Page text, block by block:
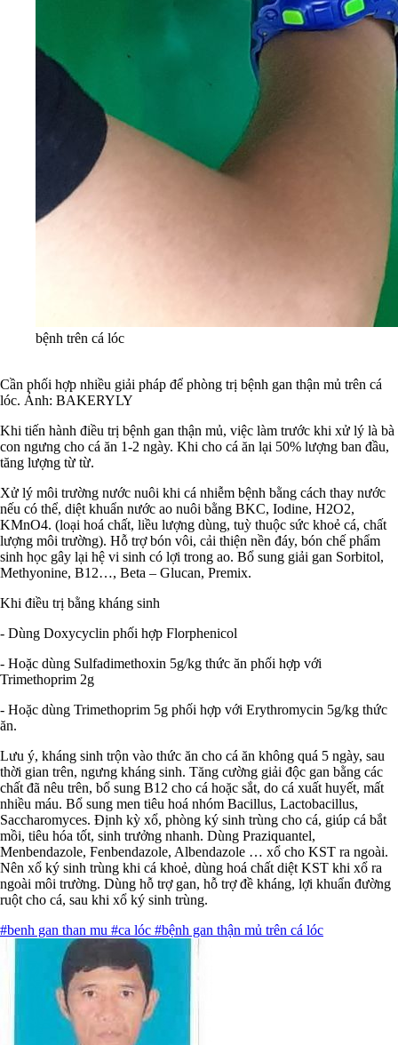
bệnh trên cá lóc
Cần phối hợp nhiều giải pháp để phòng trị bệnh gan thận mủ trên cá
lóc. Ảnh: BAKERYLY
Khi tiến hành điều trị bệnh gan thận mủ, việc làm trước khi xử lý là bà
con ngưng cho cá ăn 1-2 ngày. Khi cho cá ăn lại 50% lượng ban đầu,
tăng lượng từ từ.
Xử lý môi trường nước nuôi khi cá nhiễm bệnh bằng cách thay nước
nếu có thể, diệt khuẩn nước ao nuôi bằng BKC, Iodine, H2O2,
KMnO4. (loại hoá chất, liều lượng dùng, tuỳ thuộc sức khoẻ cá, chất
lượng môi trường). Hỗ trợ bón vôi, cải thiện nền đáy, bón chế phẩm
sinh học gây lại hệ vi sinh có lợi trong ao. Bổ sung giải gan Sorbitol,
Methyonine, B12…, Beta – Glucan, Premix.
Khi điều trị bằng kháng sinh
- Dùng Doxycyclin phối hợp Florphenicol
- Hoặc dùng Sulfadimethoxin 5g/kg thức ăn phối hợp với
Trimethoprim 2g
- Hoặc dùng Trimethoprim 5g phối hợp với Erythromycin 5g/kg thức
ăn.
Lưu ý, kháng sinh trộn vào thức ăn cho cá ăn không quá 5 ngày, sau
thời gian trên, ngưng kháng sinh. Tăng cường giải độc gan bằng các
chất đã nêu trên, bổ sung B12 cho cá hoặc sắt, do cá xuất huyết, mất
nhiều máu. Bổ sung men tiêu hoá nhóm Bacillus, Lactobacillus,
Saccharomyces. Định kỳ xổ, phòng ký sinh trùng cho cá, giúp cá bắt
mồi, tiêu hóa tốt, sinh trưởng nhanh. Dùng Praziquantel,
Menbendazole, Fenbendazole, Albendazole … xổ cho KST ra ngoài.
Nên xổ ký sinh trùng khi cá khoẻ, dùng hoá chất diệt KST khi xổ ra
ngoài môi trường. Dùng hỗ trợ gan, hỗ trợ đề kháng, lợi khuẩn đường
ruột cho cá, sau khi xổ ký sinh trùng.
#benh gan than mu #ca lóc #bệnh gan thận mủ trên cá lóc